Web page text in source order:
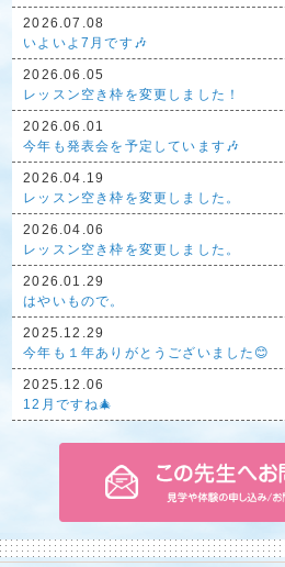
2026.07.08
いよいよ7月です🎶
2026.06.05
レッスン空き枠を変更しました！
2026.06.01
今年も発表会を予定しています🎶
2026.04.19
レッスン空き枠を変更しました。
2026.04.06
レッスン空き枠を変更しました。
2026.01.29
はやいもので。
2025.12.29
今年も１年ありがとうございました😊
2025.12.06
12月ですね🎄